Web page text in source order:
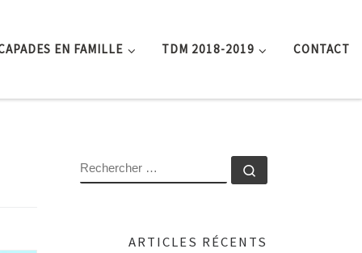
EN FAMILLE TDM 2018-2019 CONTACT
RECHERCHER
ARTICLES RÉCENTS